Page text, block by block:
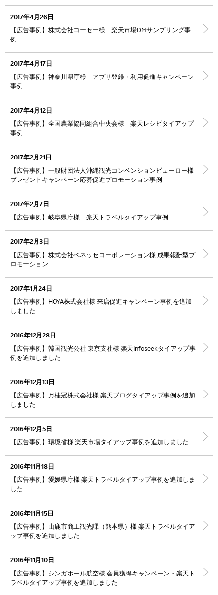
2017年4月26日
【広告事例】株式会社コーセー様 楽天市場DMサンプリング事
例
2017年4月17日
【広告事例】神奈川県庁様 アプリ登録・利用促進キャンペーン
事例
2017年4月12日
【広告事例】全国農業協同組合中央会様 楽天レシピタイアップ
事例
2017年2月21日
【広告事例】一般財団法人沖縄観光コンベンションビューロー様
プレゼントキャンペーン応募促進プロモーション事例
2017年2月7日
【広告事例】岐阜県庁様 楽天トラベルタイアップ事例
2017年2月3日
【広告事例】株式会社ベネッセコーポレーション様 成果報酬型プ
ロモーション
2017年1月24日
【広告事例】HOYA株式会社様 来店促進キャンペーン事例を追加
しました
2016年12月28日
【広告事例】韓国観光公社 東京支社様 楽天Infoseekタイアップ事
例を追加しました
2016年12月13日
【広告事例】月桂冠株式会社様 楽天ブログタイアップ事例を追加
しました
2016年12月5日
【広告事例】環境省様 楽天市場タイアップ事例を追加しました
2016年11月18日
【広告事例】愛媛県庁様 楽天トラベルタイアップ事例を追加しま
した
2016年11月15日
【広告事例】山鹿市商工観光課（熊本県）様 楽天トラベルタイア
ップ事例を追加しました
2016年11月10日
【広告事例】シンガポール航空様 会員獲得キャンペーン・楽天ト
ラベルタイアップ事例を追加しました